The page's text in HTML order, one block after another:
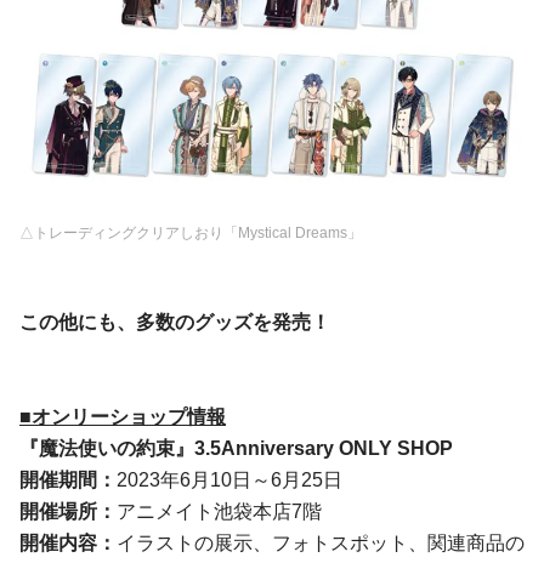
△トレーディングクリアしおり「Mystical Dreams」
この他にも、多数のグッズを発売！
■オンリーショップ情報
『魔法使いの約束』 3.5Anniversary ONLY SHOP
開催期間： 2023年6月10日～6月25日
開催場所： アニメイト池袋本店7階
開催内容： イラストの展示、フォトスポット、関連商品の